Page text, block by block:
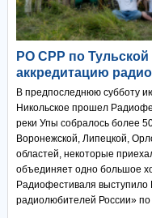
РО СРР по Тульской
аккредитацию
В предпоследнюю субботу
Никольское прошел
реки Упы собралось более
Воронежской, Липецкой,
областей, некоторые
объединяет одно большое
Радиофестиваля
радиолюбителей России»